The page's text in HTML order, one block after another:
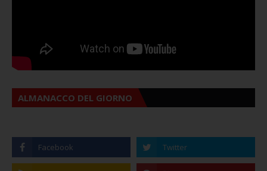
ALMANACCO DEL GIORNO